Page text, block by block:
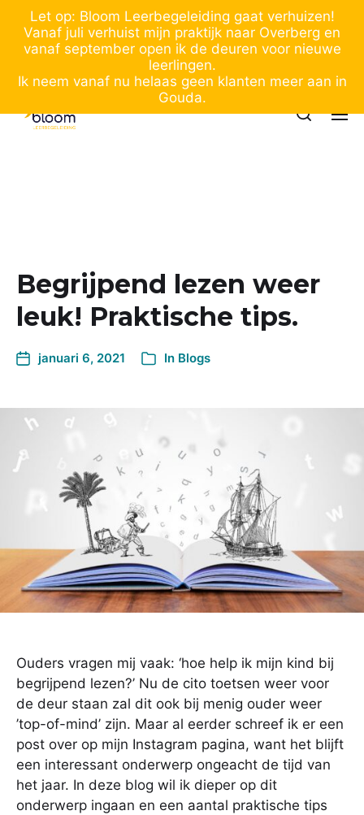
Let op: Bloom Leerbegeleiding gaat verhuizen!
Vanaf juli verhuist mijn praktijk naar Overberg en
vanaf september open ik de deuren voor nieuwe
leerlingen.
Ik neem vanaf nu helaas geen klanten meer aan in
Gouda.
Begrijpend lezen weer
leuk! Praktische tips.
januari 6, 2021 In Blogs
Ouders vragen mij vaak: ‘hoe help ik mijn kind bij
begrijpend lezen?’ Nu de cito toetsen weer voor
de deur staan zal dit ook bij menig ouder weer
’top-of-mind’ zijn. Maar al eerder schreef ik er een
post over op mijn Instagram pagina, want het blijft
een interessant onderwerp ongeacht de tijd van
het jaar. In deze blog wil ik dieper op dit
onderwerp ingaan en een aantal praktische tips